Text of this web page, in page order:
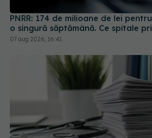
07 aug 2026, 16:41